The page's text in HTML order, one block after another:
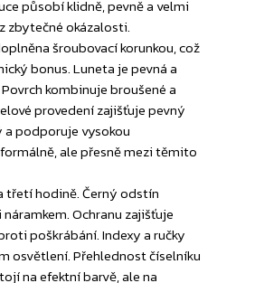
působí klidně, pevně a velmi
zbytečné okázalosti.
šroubovací korunkou, což
bonus. Luneta je pevná a
kombinuje broušené a
provedení zajišťuje pevný
podporuje vysokou
ale přesně mezi těmito
třetí hodině. Černý odstín
Ochranu zajišťuje
poškrábání. Indexy a ručky
osvětlení. Přehlednost číselníku
na efektní barvě, ale na